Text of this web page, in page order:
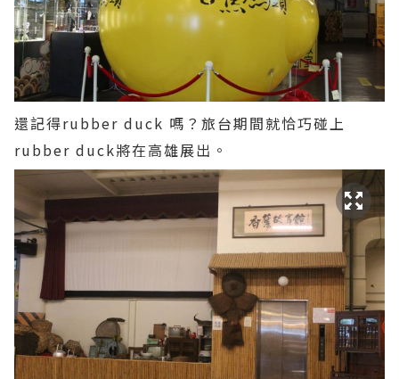
還記得rubber duck 嗎？旅台期間就恰巧碰上
rubber duck將在高雄展出。